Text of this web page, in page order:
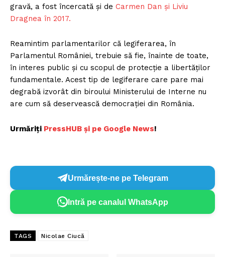
gravă, a fost încercată și de Carmen Dan și Liviu
Dragnea în 2017.
Reamintim parlamentarilor că legiferarea, în
Parlamentul României, trebuie să fie, înainte de toate,
în interes public și cu scopul de protecție a libertăților
fundamentale. Acest tip de legiferare care pare mai
degrabă izvorât din biroului Ministerului de Interne nu
are cum să deservească democrației din România.
Urmăriți PressHUB și pe Google News!
Urmărește-ne pe Telegram
Intră pe canalul WhatsApp
TAGS Nicolae Ciucă